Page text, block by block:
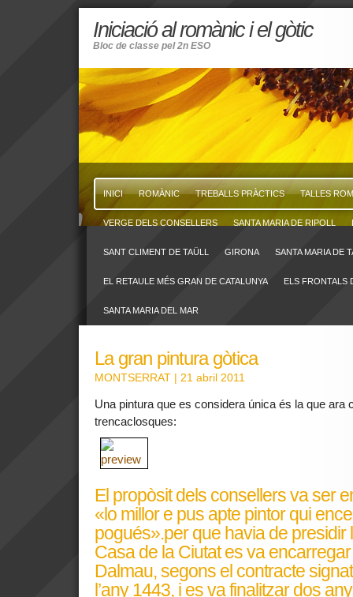
Iniciació al romànic i el gòtic
Bloc de classe pel 2n ESO
INICI ROMÀNIC TREBALLS PRÀCTICS TALLES
VERGE DELS CONSELLERS SANTA MARIA DE RIPOLL
SANT CLIMENT DE TAÜLL GIRONA SANTA MARIA DE
EL RETAULE MÉS GRAN DE CATALUNYA ELS FRONTALS
SANTA MARIA DEL MAR
La gran pintura gòtica
MONTSERRAT | 21 abril 2011
Una pintura que es considera única és la que ara
trencaclosques:
El propòsit dels consellers va ser
«lo millor e pus apte pintor qui
pogués».per que havia de presidir
Casa de la Ciutat es va
Dalmau, segons el contracte
l’any 1443, i es va finalitzar dos